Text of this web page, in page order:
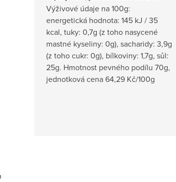
Výživové údaje na 100g:
energetická hodnota: 145 kJ / 35
kcal, tuky: 0,7g (z toho nasycené
mastné kyseliny: 0g), sacharidy: 3,9g
(z toho cukr: 0g), bílkoviny: 1,7g, sůl:
25g. Hmotnost pevného podílu 70g,
jednotková cena 64,29 Kč/100g